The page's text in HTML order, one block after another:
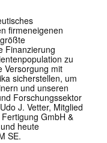
firmeneigenen
Finanzierung
zu
Versorgung mit
sicherstellen, um
und unseren
Forschungssektor
J. Vetter, Mitglied
GmbH &
heute
SE.